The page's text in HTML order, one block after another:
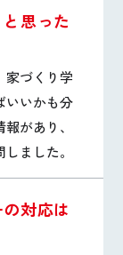
思った
家づくり学
いいかも分
があり、
ました。
対応は